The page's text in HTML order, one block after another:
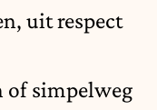
uit respect
simpelweg